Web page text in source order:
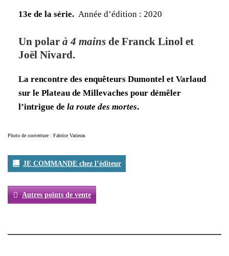
13e de la série. Année d’édition : 2020
Un polar à 4 mains de Franck Linol et
Joël Nivard.
La rencontre des enquêteurs Dumontel et Varlaud
sur le Plateau de Millevaches pour démêler
l’intrigue de la route des mortes.
Photo de couverture : Fabrice Varieras
JE COMMANDE chez l’éditeur
Autres points de vente